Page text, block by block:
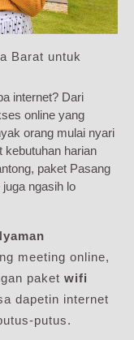
Barat untuk
internet? Dari
online yang
orang mulai nyari
kebutuhan harian
paket Pasang
ngasih lo
meeting online,
paket wifi
dapetin internet
putus.